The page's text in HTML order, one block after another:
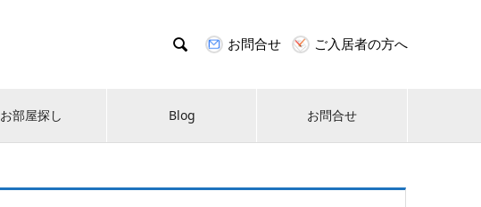
 お問合せ ご入居者の方へ
お部屋探し Blog お問合せ